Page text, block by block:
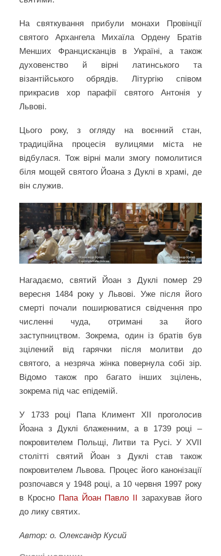
На святкування прибули монахи Провінції
святого Архангела Михаїла Ордену Братів
Менших Францисканців в Україні, а також
духовенство й вірні латинського та
візантійського обрядів. Літургію співом
прикрасив хор парафії святого Антонія у
Львові.
Цього року, з огляду на воєнний стан,
традиційна процесія вулицями міста не
відбулася. Тож вірні мали змогу помолитися
біля мощей святого Йоана з Дуклі в храмі, де
він служив.
Нагадаємо, святий Йоан з Дуклі помер 29
вересня 1484 року у Львові. Уже після його
смерті почали поширюватися свідчення про
численні чуда, отримані за його
заступництвом. Зокрема, один із братів був
зцілений від гарячки після молитви до
святого, а незряча жінка повернула собі зір.
Відомо також про багато інших зцілень,
зокрема під час епідемій.
У 1733 році Папа Климент XII проголосив
Йоана з Дуклі блаженним, а в 1739 році –
покровителем Польщі, Литви та Русі. У XVII
столітті святий Йоан з Дуклі став також
покровителем Львова. Процес його канонізації
розпочався у 1948 році, а 10 червня 1997 року
в Кросно Папа Йоан Павло ІІ зарахував його
до лику святих.
Автор: о. Олександр Кусий